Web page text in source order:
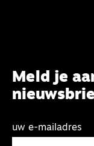
Meld je
uw e-mailadres